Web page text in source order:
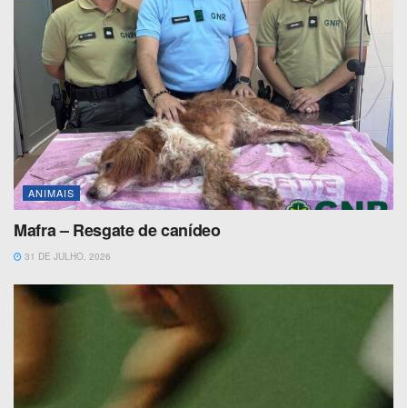
ANIMAIS
Mafra – Resgate de canídeo
31 DE JULHO, 2026